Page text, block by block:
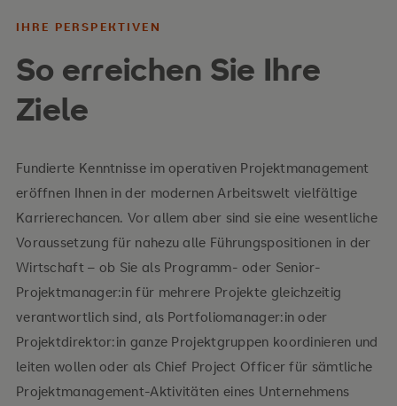
Ihre Inhalte
Grundbegriffe des Projektmanagements
Personalführung in Projekten
Aufbauorganisation von Projekten
Ablauforganisation eines Projektes
Projekt-Controlling
Krisen- und Konfliktmanagement
Projektsteuerung
Ihre Vorteile
IHRE PERSPEKTIVEN
So erreichen Sie Ihre
Ziele
Fundierte Kenntnisse im operativen Projektmanagement
eröffnen Ihnen in der modernen Arbeitswelt vielfältige
Karrierechancen. Vor allem aber sind sie eine wesentliche
Voraussetzung für nahezu alle Führungspositionen in der
Wirtschaft – ob Sie als Programm- oder Senior-
Projektmanager:in für mehrere Projekte gleichzeitig
verantwortlich sind, als Portfoliomanager:in oder
Projektdirektor:in ganze Projektgruppen koordinieren und
leiten wollen oder als Chief Project Officer für sämtliche
Projektmanagement-Aktivitäten eines Unternehmens